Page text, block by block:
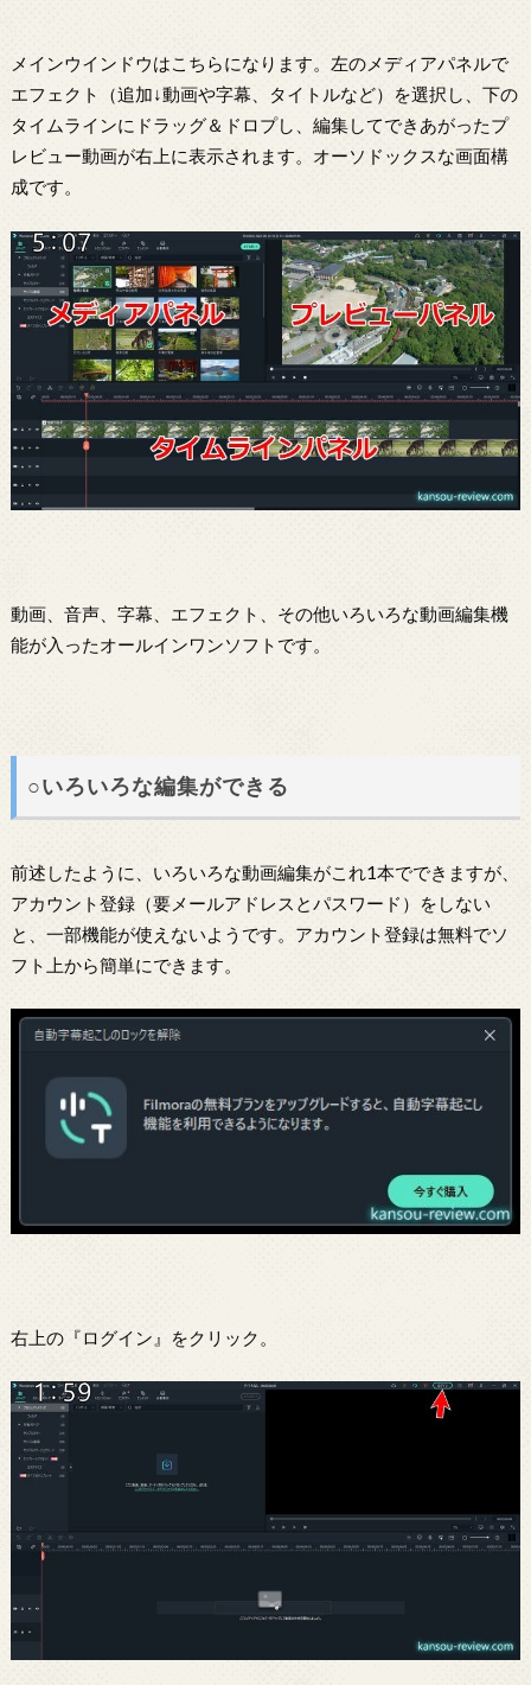
メインウインドウはこちらになります。左のメディアパネルで
エフェクト（追加↓動画や字幕、タイトルなど）を選択し、下の
タイムラインにドラッグ＆ドロプし、編集してできあがったプ
レビュー動画が右上に表示されます。オーソドックスな画面構
成です。
動画、音声、字幕、エフェクト、その他いろいろな動画編集機
能が入ったオールインワンソフトです。
○いろいろな編集ができる
前述したように、いろいろな動画編集がこれ1本でできますが、
アカウント登録（要メールアドレスとパスワード）をしない
と、一部機能が使えないようです。アカウント登録は無料でソ
フト上から簡単にできます。
右上の『ログイン』をクリック。